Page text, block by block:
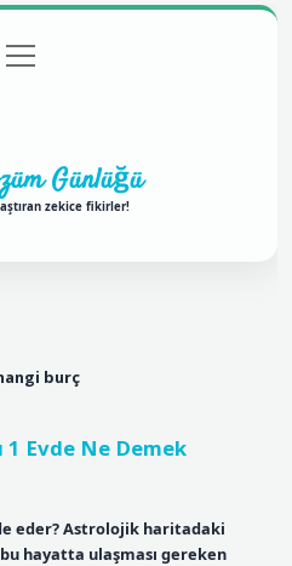
Politikası
menüyü
aç
Günlüğü
zekice fikirler!
burç
Evde Ne Demek
eder? Astrolojik haritadaki
hayatta ulaşması gereken